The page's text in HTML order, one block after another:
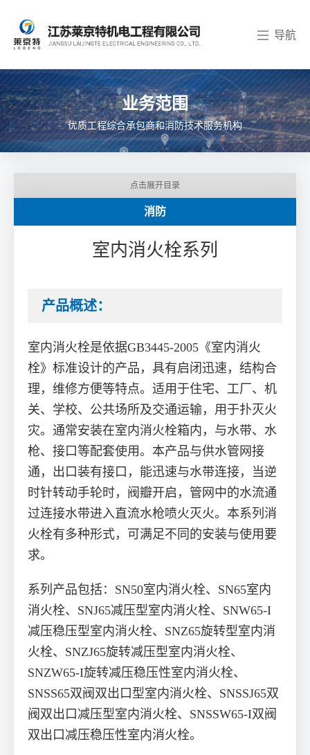
导航
业务范围
优质工程综合承包商和消防技术服务机构
点击展开目录
消防
室内消火栓系列
产品概述：
室内消火栓是依据GB3445-2005《室内消火
栓》标准设计的产品，具有启闭迅速，结构合
理，维修方便等特点。适用于住宅、工厂、机
关、学校、公共场所及交通运输，用于扑灭火
灾。通常安装在室内消火栓箱内，与水带、水
枪、接口等配套使用。本产品与供水管网接
通，出口装有接口，能迅速与水带连接，当逆
时针转动手轮时，阀瓣开启，管网中的水流通
过连接水带进入直流水枪喷火灭火。本系列消
火栓有多种形式，可满足不同的安装与使用要
求。
系列产品包括：SN50室内消火栓、SN65室内
消火栓、SNJ65减压型室内消火栓、SNW65-I
减压稳压型室内消火栓、SNZ65旋转型室内消
火栓、SNZJ65旋转减压型室内消火栓、
SNZW65-I旋转减压稳压性室内消火栓、
SNSS65双阀双出口型室内消火栓、SNSSJ65双
阀双出口减压型室内消火栓、SNSSW65-I双阀
双出口减压稳压性室内消火栓。